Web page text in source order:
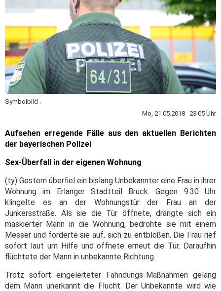
Symbolbild .
Mo, 21.05.2018 23:05 Uhr
Aufsehen erregende Fälle aus den aktuellen Berichten
der bayerischen Polizei
Sex-Überfall in der eigenen Wohnung
(ty) Gestern überfiel ein bislang Unbekannter eine Frau in ihrer
Wohnung im Erlanger Stadtteil Bruck. Gegen 9.30 Uhr
klingelte es an der Wohnungstür der Frau an der
Junkersstraße. Als sie die Tür öffnete, drängte sich ein
maskierter Mann in die Wohnung, bedrohte sie mit einem
Messer und forderte sie auf, sich zu entblößen. Die Frau rief
sofort laut um Hilfe und öffnete erneut die Tür. Daraufhin
flüchtete der Mann in unbekannte Richtung.
Trotz sofort eingeleiteter Fahndungs-Maßnahmen gelang
dem Mann unerkannt die Flucht. Der Unbekannte wird wie